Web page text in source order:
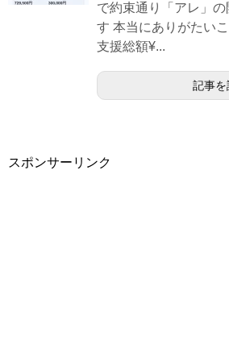
で約束通り「アレ」
す 本当にありがたい
支援総額¥...
記事を
スポンサーリンク